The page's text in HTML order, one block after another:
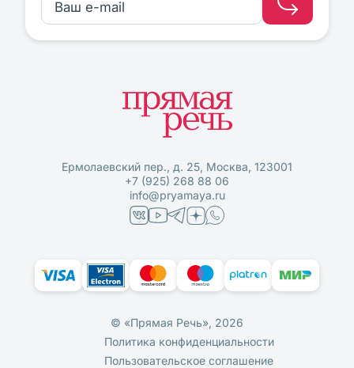
Ермолаевский пер., д. 25, Москва, 123001
+7 (925) 268 88 06
info@pryamaya.ru
© «Прямая Речь», 2026
Политика конфиденциальности
Пользовательское соглашение